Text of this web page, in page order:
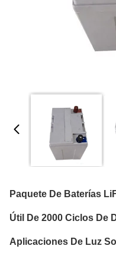
Paquete De Baterías
Útil De 2000 Ciclos De
Aplicaciones De Luz